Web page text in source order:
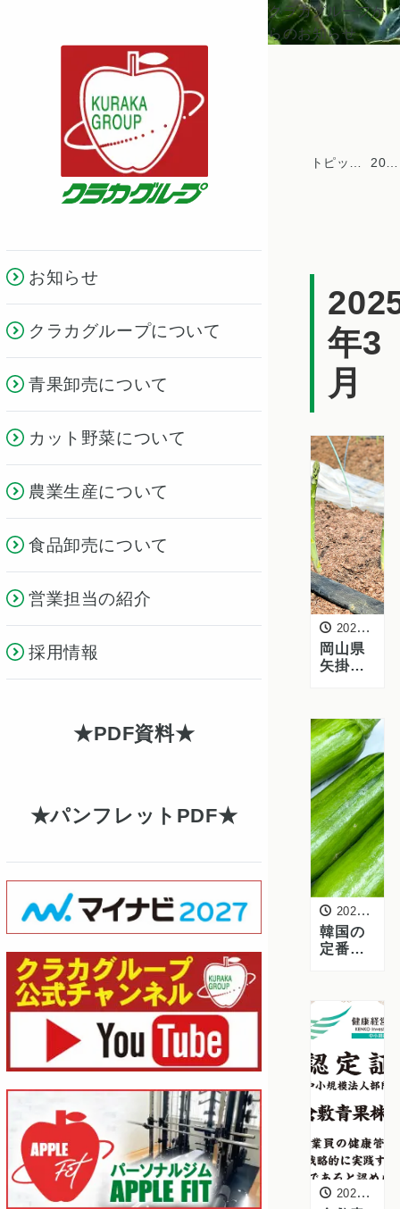
お知らせ
クラカグループについて
青果卸売について
カット野菜について
農業生産について
食品卸売について
営業担当の紹介
採用情報
PDF資料
パンフレットPDF
クラカグループか
らのお知らせ
トピックス一覧 2025年
年3
月
2025年3月21日
岡山県
矢掛町
ス産地
を訪問
しまし
た
2025年3月11日
韓国の
定番野
ク」の
魅力と
は？ 韓
国農村
振興庁
の皆様
がご来
社され
ました
2025年3月10日